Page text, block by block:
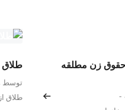
زن مطلقه
-
طلاق
توسط
طلاق